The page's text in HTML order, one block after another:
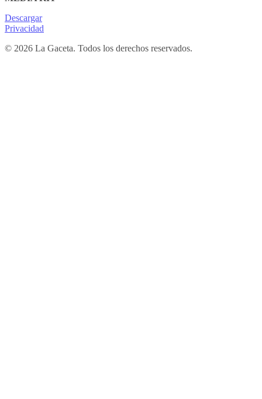
Descargar
Privacidad
© 2026 La Gaceta. Todos los derechos reservados.